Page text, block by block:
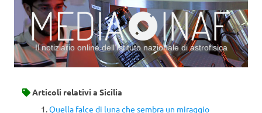
Il notiziario online dell’Istituto nazionale di astrofisica
Articoli relativi a Sicilia
Quella falce di luna che sembra un miraggio